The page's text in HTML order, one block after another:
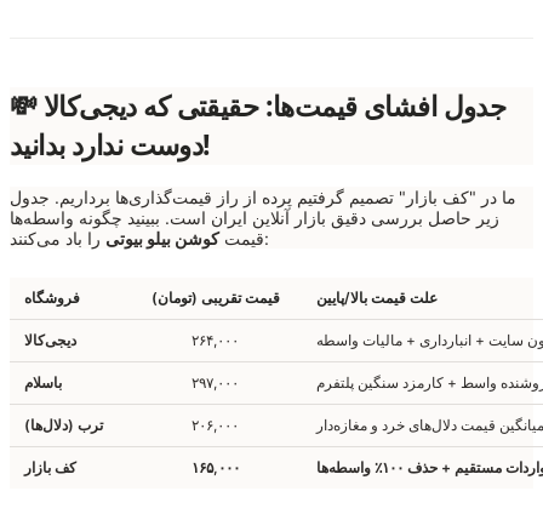
💸 جدول افشای قیمت‌ها: حقیقتی که دیجی‌کالا
دوست ندارد بدانید!
ما در "کف بازار" تصمیم گرفتیم پرده از راز قیمت‌گذاری‌ها برداریم. جدول
زیر حاصل بررسی دقیق بازار آنلاین ایران است. ببینید چگونه واسطه‌ها
قیمت کوشن بیلو بیوتی را باد می‌کنند:
فروشگاه قیمت تقریبی (تومان) علت قیمت بالا/پایین
دیجی‌کالا ۲۶۴,۰۰۰ سایت + انبارداری + مالیات واسطه
باسلام ۲۹۷,۰۰۰ واسط + کارمزد سنگین پلتفرم
ترب (دلال‌ها) ۲۰۶,۰۰۰ میانگین قیمت دلال‌های خرد و مغازه‌دار
کف بازار ۱۶۵,۰۰۰ مستقیم + حذف ۱۰۰٪ واسطه‌ها